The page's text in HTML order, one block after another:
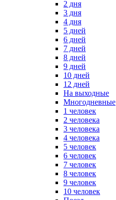
2 дня
3 дня
4 дня
5 дней
6 дней
7 дней
8 дней
9 дней
10 дней
12 дней
На выходные
Многодневные
1 человек
2 человека
3 человека
4 человека
5 человек
6 человек
7 человек
8 человек
9 человек
10 человек